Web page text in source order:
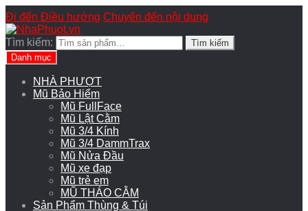
Đi đến Điều hướng Chuyển đến nội dung
Tìm kiếm:
Tìm kiếm
Danh mục
NHÀ PHƯỢT
Mũ Bảo Hiểm
Mũ FullFace
Mũ Lật Cằm
Mũ 3/4 Kính
Mũ 3/4 DammTrax
Mũ Nửa Đầu
Mũ xe đạp
Mũ trẻ em
MŨ THÁO CẰM
Sản Phẩm Thùng & Túi